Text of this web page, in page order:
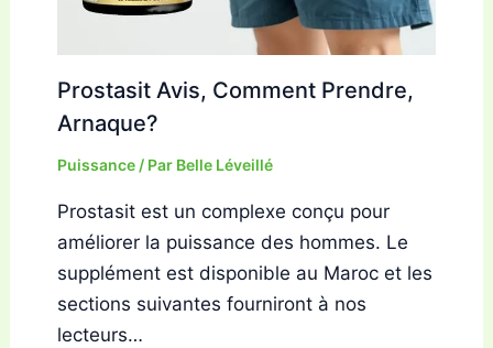
Prostasit Avis, Comment Prendre,
Arnaque?
Puissance/ Par Belle Léveillé
Prostasit est un complexe conçu pour
améliorer la puissance des hommes. Le
supplément est disponible au Maroc et les
sections suivantes fourniront à nos
lecteurs…